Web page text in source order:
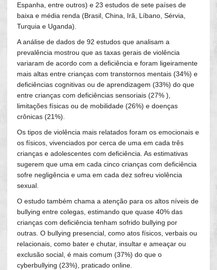
Espanha, entre outros) e 23 estudos de sete países de
baixa e média renda (Brasil, China, Irã, Líbano, Sérvia,
Turquia e Uganda).
A análise de dados de 92 estudos que analisam a
prevalência mostrou que as taxas gerais de violência
variaram de acordo com a deficiência e foram ligeiramente
mais altas entre crianças com transtornos mentais (34%) e
deficiências cognitivas ou de aprendizagem (33%) do que
entre crianças com deficiências sensoriais (27% ),
limitações físicas ou de mobilidade (26%) e doenças
crônicas (21%).
Os tipos de violência mais relatados foram os emocionais e
os físicos, vivenciados por cerca de uma em cada três
crianças e adolescentes com deficiência. As estimativas
sugerem que uma em cada cinco crianças com deficiência
sofre negligência e uma em cada dez sofreu violência
sexual.
O estudo também chama a atenção para os altos níveis de
bullying entre colegas, estimando que quase 40% das
crianças com deficiência tenham sofrido bullying por
outras. O bullying presencial, como atos físicos, verbais ou
relacionais, como bater e chutar, insultar e ameaçar ou
exclusão social, é mais comum (37%) do que o
cyberbullying (23%), praticado online.